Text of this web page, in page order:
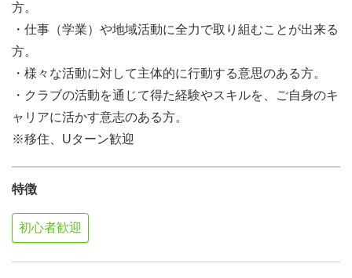
方。
・仕事（学業）や地域活動に全力で取り組むことが出来る
方。
・様々な活動に対して主体的に行動する意思のある方。
・クラブの活動を通じて得た経験やスキルを、ご自身のキ
ャリアに活かす意志のある方。
※移住、Uターン歓迎
特徴
初心者歓迎